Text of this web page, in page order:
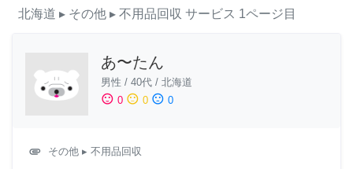
北海道 ▸ その他 ▸ 不用品回収 サービス 1ページ目
あ〜たん
男性 / 40代 / 北海道
sentiment_satisfied 0 sentiment_neutral 0 sentiment_dissatisfied 0
attachment その他 ▸ 不用品回収